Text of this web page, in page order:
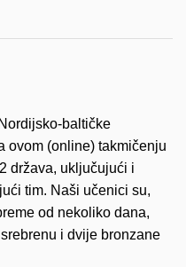
baltičke
ovom (online) takmičenju
država, uključujući i
tim. Naši učenici su,
od nekoliko dana,
i dvije bronzane